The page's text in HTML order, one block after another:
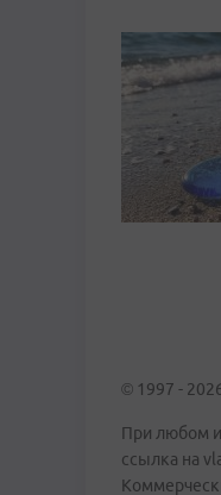
© 1997 -
При любом
ссылка на